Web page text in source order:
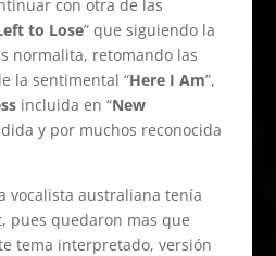
con otra de las
to Lose” que siguiendo la
normalita, retomando las
la sentimental “Here I Am”,
incluida en “New
y por muchos reconocida
vocalista australiana tenía
pues quedaron mas que
tema interpretado, versión